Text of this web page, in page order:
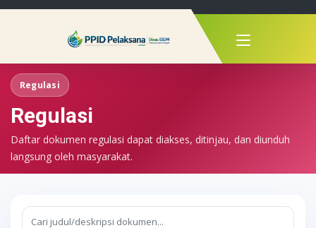
Regulasi
Regulasi
Daftar dokumen regulasi dapat diakses, ditinjau, dan diunduh
langsung oleh masyarakat.